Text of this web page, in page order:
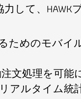
力して、
ためのモバイ
文処理を可能
アルタイム統